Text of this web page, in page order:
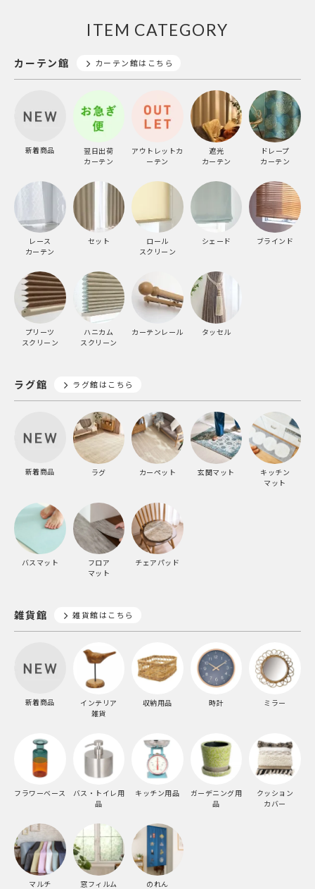
ITEM CATEGORY
カーテン館 カーテン館はこちら
新着商品
翌日出荷
カーテン
アウトレットカ
ーテン
遮光
カーテン
ドレープ
カーテン
レース
カーテン
セット
ロール
スクリーン
シェード ブラインド
プリーツ
スクリーン
ハニカム
スクリーン
カーテンレール タッセル
ラグ館 ラグ館はこちら
新着商品 ラグ カーペット 玄関マット
キッチン
マット
バスマット
フロア
マット
チェアパッド
雑貨館 雑貨館はこちら
新着商品
インテリア
雑貨
収納用品 時計 ミラー
フラワーベース
バス・トイレ用
品
キッチン用品
ガーデニング用
品
クッション
カバー
マルチ
窓フィルム のれん